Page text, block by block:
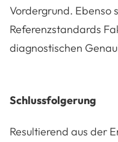
Vordergrund. Ebenso
Referenzstandards
diagnostischen
Schlussfolgerung
Resultierend aus der